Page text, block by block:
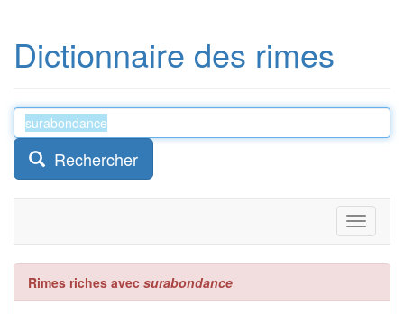
Dictionnaire des rimes
Rechercher
Toggle
Rimes riches avec surabondance